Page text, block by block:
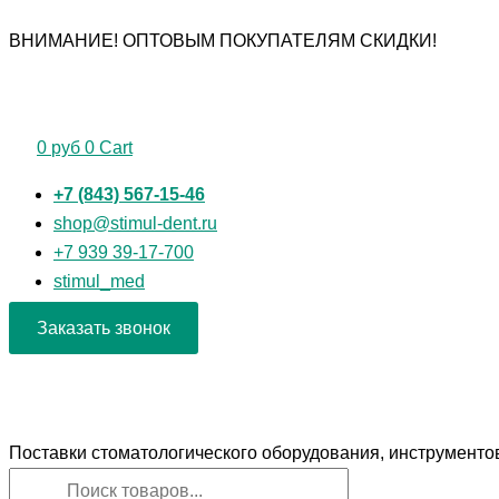
кВНИМАНИЕ! ОПТОВЫМ ПОКУПАТЕЛЯМ СКИДКИ!
0 руб 0 Cart
+7 (843) 567-15-46
shop@stimul-dent.ru
+7 939 39-17-700
stimul_med
Заказать звонок
Поставки стоматологического оборудования,
товаров
товаров
товара
Whisper